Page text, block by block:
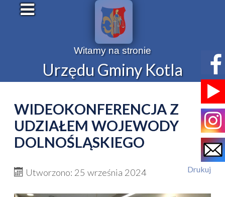
Witamy na stronie
Urzędu Gminy Kotla
WIDEOKONFERENCJA Z
UDZIAŁEM WOJEWODY
DOLNOŚLĄSKIEGO
Drukuj
Utworzono: 25 września 2024